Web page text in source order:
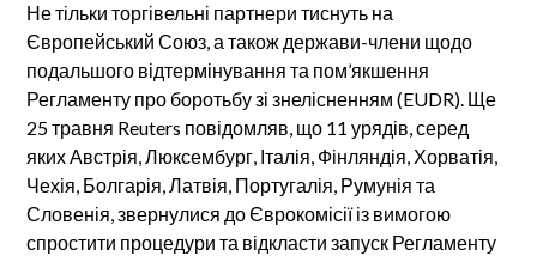
Не тільки торгівельні партнери тиснуть на
Європейський Союз, а також держави-члени щодо
подальшого відтермінування та пом’якшення
Регламенту про боротьбу зі знелісненням (EUDR). Ще
25 травня Reuters повідомляв, що 11 урядів, серед
яких Австрія, Люксембург, Італія, Фінляндія, Хорватія,
Чехія, Болгарія, Латвія, Португалія, Румунія та
Словенія, звернулися до Єврокомісії із вимогою
спростити процедури та відкласти запуск Регламенту